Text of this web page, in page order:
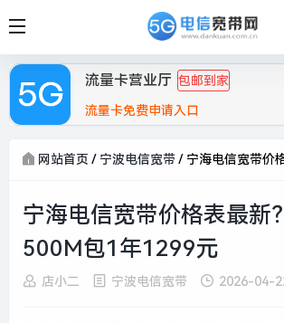
流量卡营业厅 包邮到家
流量卡免费申请入口
网站首页 / 宁波电信宽带/ 宁海电信宽带价格表最新
宁海电信宽带价格表最新
500M包1年1299元
店小二 宁波电信宽带 2026-04-